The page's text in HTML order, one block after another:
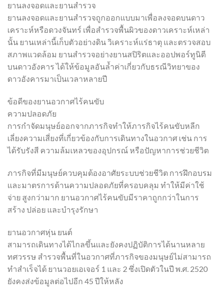
ยานลงจอดและยานสำรวจ
ยานลงจอดและยานสำรวจถูกออกแบบมาเพื่อลงจอดบนดาว
เคราะห์หรือดวงจันทร์ เพื่อสำรวจพื้นผิวของดาวเคราะห์เหล่า
นั้น ยานเหล่านี้เก็บตัวอย่างดิน วิเคราะห์แร่ธาตุ และตรวจสอบ
สภาพแวดล้อม ยานสำรวจอย่างยานสปิริตและออปพอร์ทูนิตี
บนดาวอังคาร ได้ให้ข้อมูลอันล้ำค่าเกี่ยวกับธรณีวิทยาของ
ดาวอังคารมาเป็นเวลาหลายปี
ข้อดีของยานอวกาศไร้คนขับ
ความปลอดภัย
การกำจัดมนุษย์ออกจากภารกิจทำให้ภารกิจไร้คนขับหลีก
เลี่ยงความเสี่ยงที่เกี่ยวข้องกับการเดินทางในอวกาศ เช่น การ
ได้รับรังสี ความล้มเหลวของอุปกรณ์ หรือปัญหาการช่วยชีวิต
ภารกิจที่มีมนุษย์ควบคุมต้องอาศัยระบบช่วยชีวิต การฝึกอบรม
และมาตรการด้านความปลอดภัยที่ครอบคลุม ทำให้มีค่าใช้
จ่าย สูงกว่ามาก ยานอวกาศไร้คนขับมีราคาถูกกว่าในการ
สร้าง ปล่อย และบำรุงรักษา
ยานอวกาศหุ่น ยนต์
สามารถเดินทางได้ไกลขึ้นและยังคงปฏิบัติการได้นานหลาย
ทศวรรษ สำรวจพื้นที่ในอวกาศที่ภารกิจของมนุษย์ไม่สามารถ
ทำสำเร็จได้ ยานวอยเอเจอร์ 1 และ 2 ซึ่งเปิดตัวในปี พ.ศ. 2520
ยังคงส่งข้อมูลต่อไปอีก 45 ปีให้หลัง